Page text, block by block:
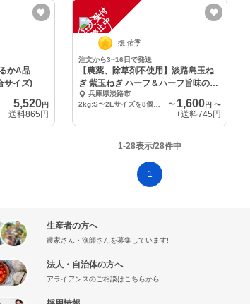
かA品
サイズ)
5,520円
+送料865円
注
文
受
付
停
止
中
撫 佑季
注文から3~16日で発送
【農薬、除草剤不使用】淡路島玉ね
ぎ 紫玉ねぎ ハーフ＆ハーフ旨味の白
と彩りの赤
兵庫県淡路市
〜 1,600円〜
+送料745円
1-28表示/28件中
1
生産者の方へ
農家さん・漁師さんを募集しています!
法人・自治体の方へ
アライアンスのご相談はこちらから